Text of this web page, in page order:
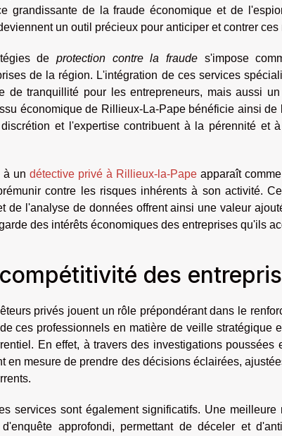
grandissante de la fraude économique et de
un outil précieux pour anticiper et contrer ces
de protection contre la fraude s'impose
de la région. L'intégration de ces services
de tranquillité pour les entrepreneurs, mais aussi
économique de Rillieux-La-Pape bénéficie ainsi
et l'expertise contribuent à la pérennité et
à un détective privé à Rillieux-la-Pape apparaît
contre les risques inhérents à son activité.
de l'analyse de données offrent ainsi une valeur
des intérêts économiques des entreprises qu'ils
des
privés jouent un rôle prépondérant dans le
ces professionnels en matière de veille stratégique
En effet, à travers des investigations poussées
en mesure de prendre des décisions éclairées,
services sont également significatifs. Une meilleure
approfondi, permettant de déceler et